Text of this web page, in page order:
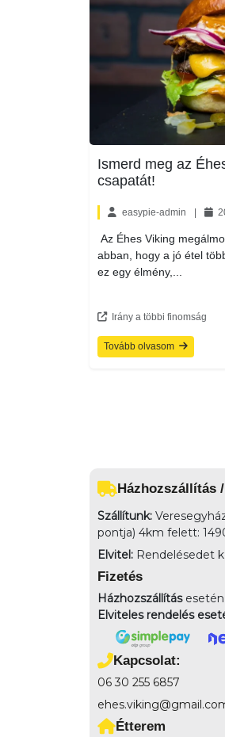
Ismerd meg az
csapatát!
easypie-admin |
Az Éhes Viking
abban, hogy a jó étel
ez egy élmény,...
Irány a többi finomság
Tovább olvasom
Házhozszállítás
Szállítunk:
pontja) 4km felett:
Elvitel: Rendelésedet
Fizetés
Házhozszállításesetén
Elviteles rendelés
Kapcsolat:
06 30 255 6857
Étterem